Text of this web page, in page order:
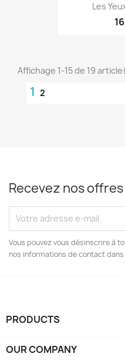
Les
Affichage 1-15 de 19
1 2
Recevez nos
Vous pouvez vous désinscrire à
nos informations de contact
PRODUCTS
OUR COMPANY